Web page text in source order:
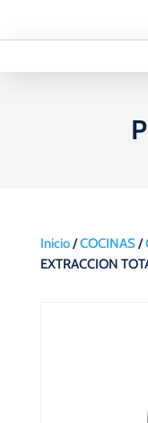
Inicio/COCINAS/
EXTRACCION